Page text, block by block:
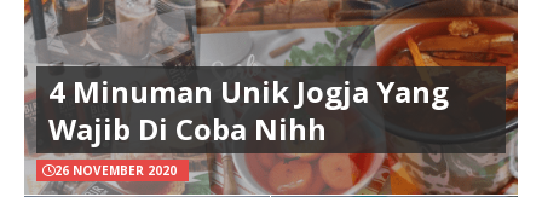
4 Minuman Unik Jogja Yang
Wajib Di Coba Nihh
26 NOVEMBER 2020